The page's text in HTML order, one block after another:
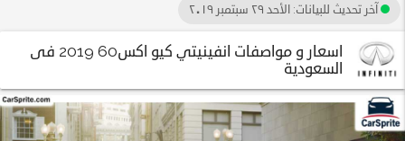
آخر تحديث للبيانات: الأحد ٢٩ سبتمبر ٢٠١٩
اسعار و مواصفات انفينيتي كيو اكس60 2019 فى
السعودية